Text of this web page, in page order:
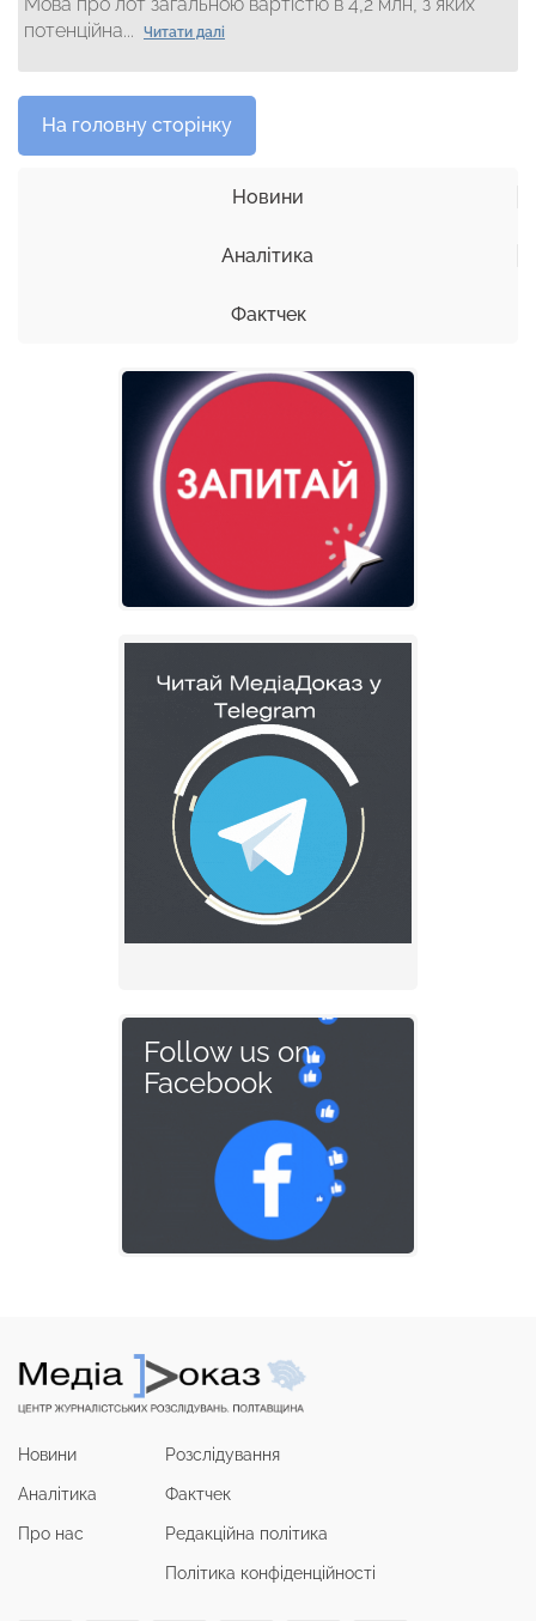
потенційна...
Читати далі
На головну сторінку
Новини
Аналітика
Фактчек
Follow us on
Facebook
Новини
Аналітика
Про нас
Розслідування
Фактчек
Редакційна політика
Політика конфіденційності